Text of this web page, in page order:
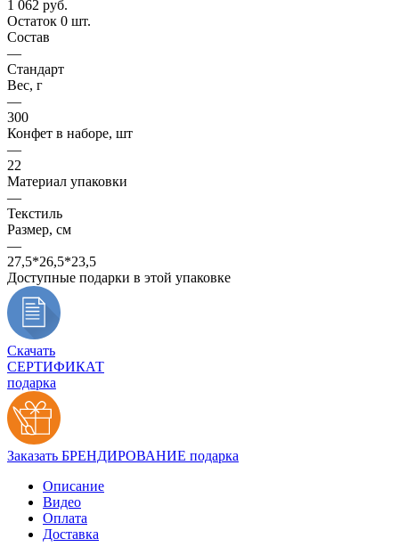
1 062 руб.
Остаток 0 шт.
Состав
—
Стандарт
Вес, г
—
300
Конфет в наборе, шт
—
22
Материал упаковки
—
Текстиль
Размер, см
—
27,5*26,5*23,5
Доступные подарки в этой упаковке
Скачать
СЕРТИФИКАТ
подарка
Заказать БРЕНДИРОВАНИЕ подарка
Описание
Видео
Оплата
Доставка